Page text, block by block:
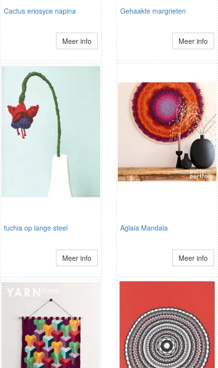
Cactus eriosyce napina
Meer info
Gehaakte margrieten
Meer info
fuchia op lange steel
Meer info
Aglaia Mandala
Meer info